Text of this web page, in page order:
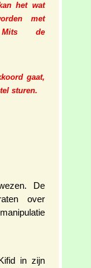
het wat
met
Mits de
gaat,
sturen.
De
over
in zijn